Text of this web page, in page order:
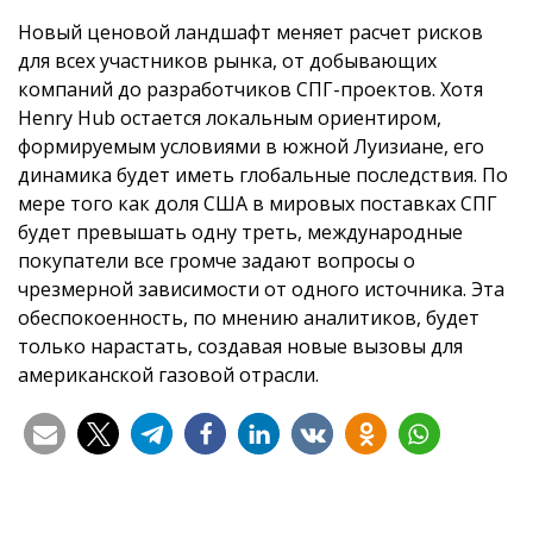
Новый ценовой ландшафт меняет расчет рисков
для всех участников рынка, от добывающих
компаний до разработчиков СПГ-проектов. Хотя
Henry Hub остается локальным ориентиром,
формируемым условиями в южной Луизиане, его
динамика будет иметь глобальные последствия. По
мере того как доля США в мировых поставках СПГ
будет превышать одну треть, международные
покупатели все громче задают вопросы о
чрезмерной зависимости от одного источника. Эта
обеспокоенность, по мнению аналитиков, будет
только нарастать, создавая новые вызовы для
американской газовой отрасли.